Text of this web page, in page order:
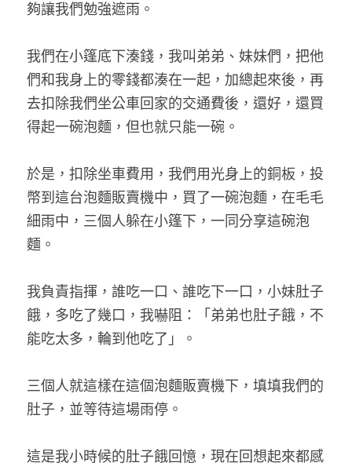
夠讓我們勉強遮雨。
我們在小篷底下湊錢，我叫弟弟、妹妹們，把他
們和我身上的零錢都湊在一起，加總起來後，再
去扣除我們坐公車回家的交通費後，還好，還買
得起一碗泡麵，但也就只能一碗。
於是，扣除坐車費用，我們用光身上的銅板，投
幣到這台泡麵販賣機中，買了一碗泡麵，在毛毛
細雨中，三個人躲在小篷下，一同分享這碗泡
麵。
我負責指揮，誰吃一口、誰吃下一口，小妹肚子
餓，多吃了幾口，我嚇阻：「弟弟也肚子餓，不
能吃太多，輪到他吃了」。
三個人就這樣在這個泡麵販賣機下，填填我們的
肚子，並等待這場雨停。
這是我小時候的肚子餓回憶，現在回想起來都感